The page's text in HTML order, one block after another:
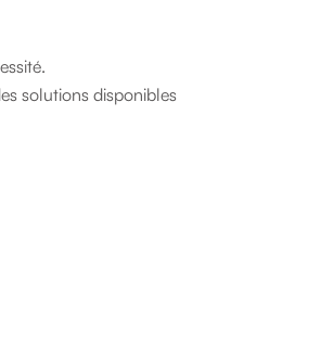
solutions disponibles